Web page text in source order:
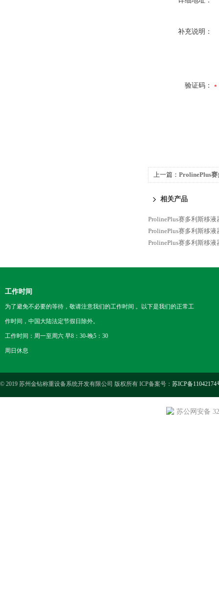
补充说明：
验证码：
上一篇： ProlinePlus赛
相关产品
ProlinePlus赛多利斯移液
ProlinePlus赛多利斯移液
ProlinePlus赛多利斯移液
工作时间
为了避免不必要的等待，敬请注意我们的工作时间 。以下是我们的正常工
作时间，中国大陆法定节假日除外。
工作时间：周一至周六 早8：30-晚5：30
周日休息
© 2019 苏州金钻称重设备系统开发有限公司 版权所有 ICP备案号： 苏ICP备11042174
苏公网安备